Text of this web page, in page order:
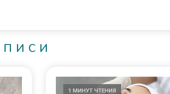
1 МИНУТ ЧТЕНИЯ